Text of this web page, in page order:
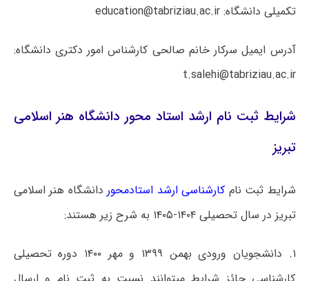
تکمیلی دانشگاه: education@tabriziau.ac.ir
آدرس ایمیل سرکار خانم صالحی کارشناس امور دکتری دانشگاه:
t.salehi@tabriziau.ac.ir
شرایط ثبت نام ارشد استاد محور دانشگاه هنر اسلامی
تبریز
شرایط ثبت نام کارشناسی ارشد استادمحور دانشگاه هنر اسلامی
تبریز در سال تحصیلی ۱۴۰۴-۱۴۰۵ به شرح زیر هستند:
۱.
دانشجویان ورودی بهمن ۱۳۹۹ و مهر ۱۴۰۰ دوره تحصیلی